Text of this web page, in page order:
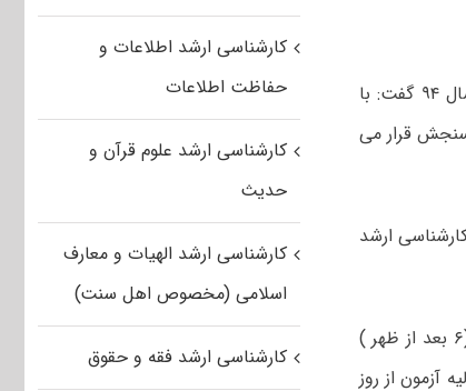
مشاور عالی سازمان سنجش آموزش کشور با اشاره به برگزاری آزمون کارشناسی ارشد سال ۹۴ گفت: با
در سایت سنجش قرار می
ارشد
وی افزود: از همین رو سوالات ۱۳۶ کدرشته آزمون کارشناسی ارشد سال ۹۴ از ساعت ۱۸ (۶ بعد از ظهر )
آزمون از روز
کارشناسی ارشد اطلاعات و
حفاظت اطلاعات
کارشناسی ارشد علوم قرآن و
حدیث
کارشناسی ارشد الهیات و معارف
اسلامی (مخصوص اهل سنت)
کارشناسی ارشد فقه و حقوق